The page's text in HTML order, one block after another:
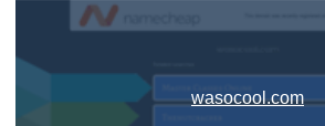
wasocool.com